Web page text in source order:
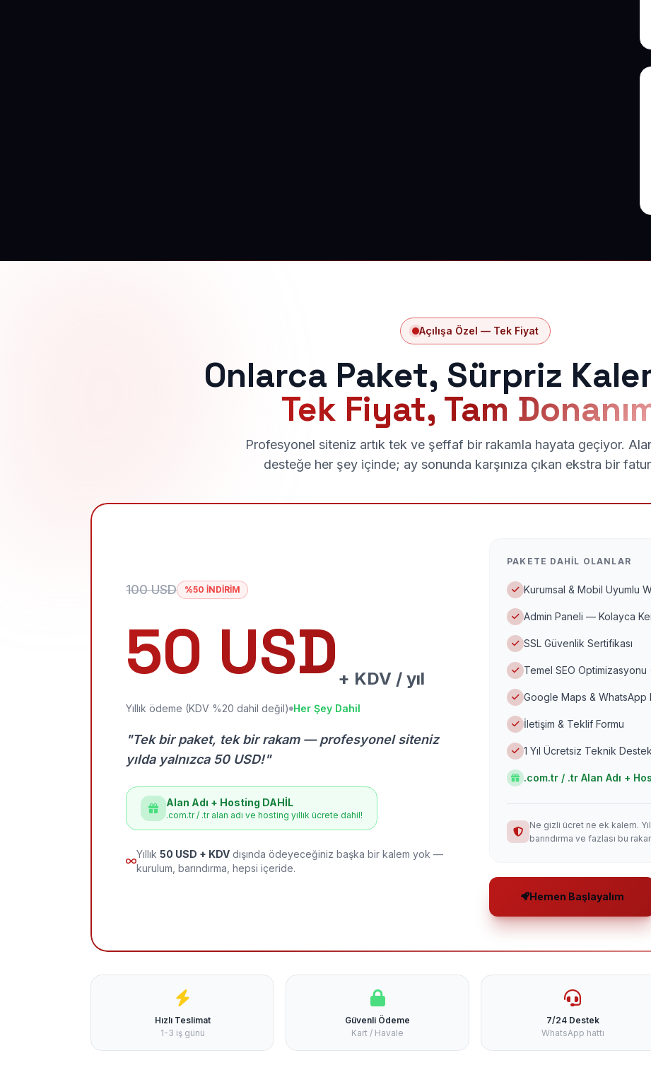
Açılışa Özel — Tek Fiyat
Onlarca Paket, Sürpriz
Tek Fiyat, Tam
Profesyonel siteniz artık tek ve şeffaf bir rakamla hayata geçiyor.
desteğe her şey içinde; ay sonunda karşınıza çıkan ekstra bir
100 USD %50 İNDİRİM
50 USD + KDV / yıl
Yıllık ödeme (KDV %20 dahil değil) Her Şey Dahil
"Tek bir paket, tek bir rakam — profesyonel siteniz
yılda yalnızca 50 USD!"
Alan Adı + Hosting DAHİL
.com.tr / .tr alan adı ve hosting yıllık ücrete dahil!
Yıllık 50 USD + KDV dışında ödeyeceğiniz başka bir kalem yok —
kurulum, barındırma, hepsi içeride.
PAKETE DAHIL OLANLAR
Kurumsal & Mobil Uyumlu
Admin Paneli — Kolayca
SSL Güvenlik Sertifikası
Temel SEO Optimizasyonu
Google Maps & WhatsApp
İletişim & Teklif Formu
1 Yıl Ücretsiz Teknik Destek
.com.tr / .tr Alan Adı +
Ne gizli ücret ne ek kalem.
barındırma ve fazlası bu
Hemen Başlayalım
Hızlı Teslimat
1-3 iş günü
Güvenli Ödeme
Kart / Havale
7/24 Destek
WhatsApp hattı